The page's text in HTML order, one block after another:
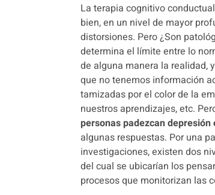
La terapia cognitivo
bien, en un nivel de mayor
distorsiones. Pero ¿Son
determina el límite entre lo
de alguna manera la realidad,
que no tenemos información
tamizadas por el color de la
nuestros aprendizajes, etc.
personas padezcan
algunas respuestas. Por una
investigaciones, existen dos
del cual se ubicarían los
procesos que monitorizan las